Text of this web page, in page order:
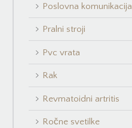
Poslovna komunikacija
Pralni stroji
Pvc vrata
Rak
Revmatoidni artritis
Ročne svetilke